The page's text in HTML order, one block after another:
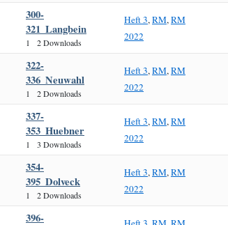
300-
321_Langbein
1 2 Downloads
Heft 3,RM,RM
2022
322-
336_Neuwahl
1 2 Downloads
Heft 3,RM,RM
2022
337-
353_Huebner
1 3 Downloads
Heft 3,RM,RM
2022
354-
395_Dolveck
1 2 Downloads
Heft 3,RM,RM
2022
396-